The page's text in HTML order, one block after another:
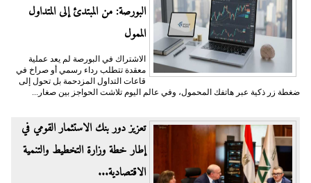
البورصة: من المبتدئ إلى المتداول
الممول
الاشتراك في البورصة لم يعد عملية
معقدة تتطلب رداء رسمي أو صراخ في
قاعات التداول المزدحمة بل تحول إلى
ضغطة زر ذكية عبر هاتفك المحمول، وفي عالم اليوم تلاشت الحواجز بين صغار...
تعزيز دور بنك الاستثمار القومي في
إطار خطة وزارة التخطيط والتنمية
الاقتصادية...